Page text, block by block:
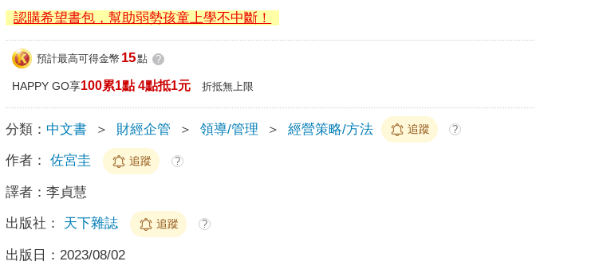
認購希望書包，幫助弱勢孩童上學不中斷！
預計最高可得金幣 15點 ?
HAPPY GO享100累1點 4點抵1元 折抵無上限
分類： 中文書 ＞ 財經企管 ＞ 領導/管理 ＞ 經營策略/方法 追蹤 ?
作者： 佐宮圭 追蹤 ?
譯者：李貞慧
出版社： 天下雜誌 追蹤 ?
出版日： 2023/08/02